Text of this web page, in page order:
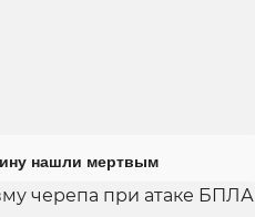
нашли мертвым